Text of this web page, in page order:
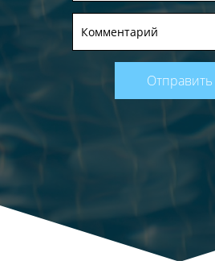
Отправить